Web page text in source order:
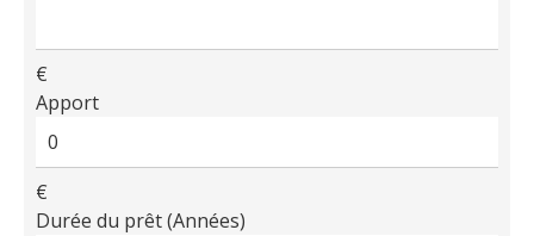
€
Apport
€
Durée du prêt (Années)